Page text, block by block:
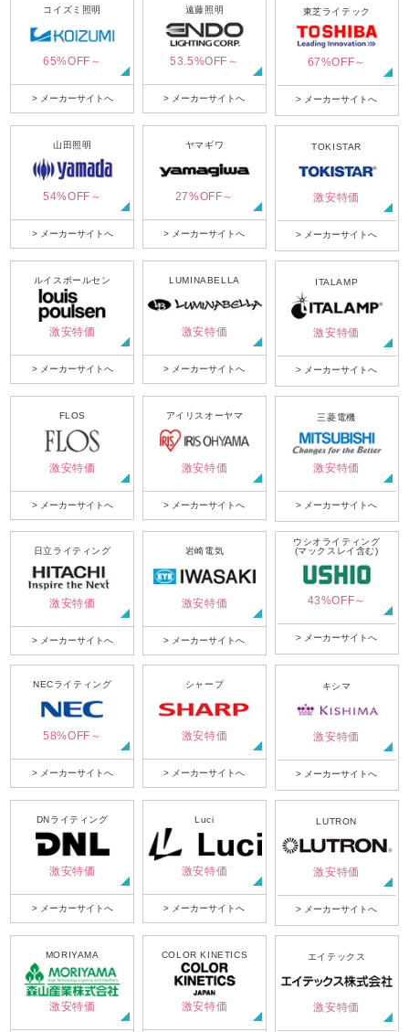
コイズミ照明
65%OFF～
> メーカーサイトへ
遠藤照明
53.5%OFF～
> メーカーサイトへ
東芝ライテック
67%OFF～
> メーカーサイトへ
山田照明
54%OFF～
> メーカーサイトへ
ヤマギワ
27%OFF～
> メーカーサイトへ
TOKISTAR
激安特価
> メーカーサイトへ
ルイスポールセン
激安特価
> メーカーサイトへ
LUMINABELLA
激安特価
> メーカーサイトへ
ITALAMP
激安特価
> メーカーサイトへ
FLOS
激安特価
> メーカーサイトへ
アイリスオーヤマ
激安特価
> メーカーサイトへ
三菱電機
激安特価
> メーカーサイトへ
日立ライティング
激安特価
> メーカーサイトへ
岩崎電気
激安特価
> メーカーサイトへ
ウシオライティング
(マックスレイ含む)
43%OFF～
> メーカーサイトへ
NECライティング
58%OFF～
> メーカーサイトへ
シャープ
激安特価
> メーカーサイトへ
キシマ
激安特価
> メーカーサイトへ
DNライティング
激安特価
> メーカーサイトへ
Luci
激安特価
> メーカーサイトへ
LUTRON
激安特価
> メーカーサイトへ
MORIYAMA
激安特価
COLOR KINETICS
激安特価
エイテックス
激安特価